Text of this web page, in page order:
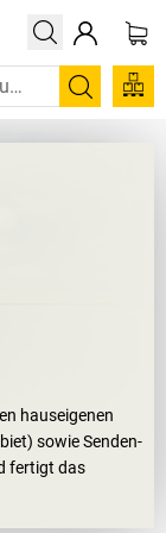
Suchen
hauseigenen
sowie Senden-
fertigt das
für